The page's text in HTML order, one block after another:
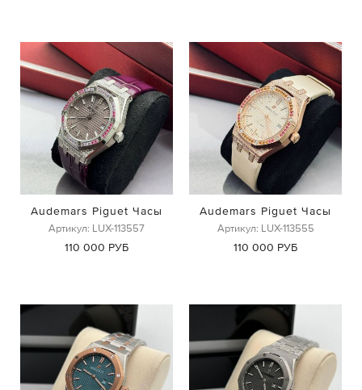
Audemars Piguet Часы
Артикул: LUX-113557
110 000 РУБ
Audemars Piguet Часы
Артикул: LUX-113555
110 000 РУБ